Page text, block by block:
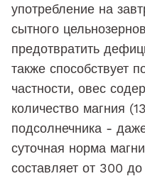
употребление на
сытного
предотвратить
также способствует
частности, овес
количество магния
подсолнечника -
суточная норма
составляет от 300